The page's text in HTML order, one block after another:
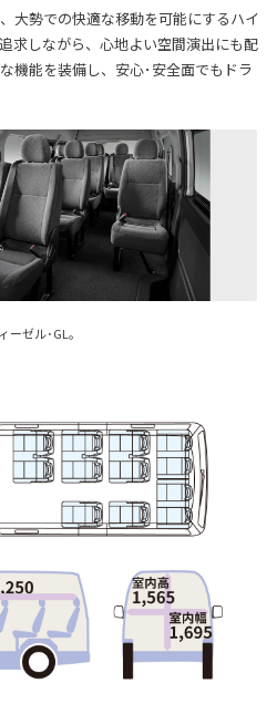
大勢での快適な移動を可能にするハイ
求しながら、心地よい空間演出にも配
機能を装備し、安心･安全面でもドラ
ゼル･GL。